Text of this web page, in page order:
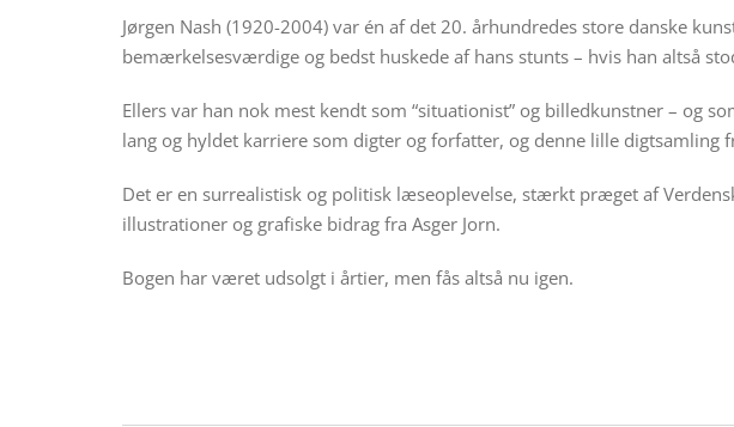
Jørgen Nash (1920-2004) var én af det 20. århundredes store danske
bemærkelsesværdige og bedst huskede af hans stunts – hvis han altså
Ellers var han nok mest kendt som “situationist” og billedkunstner – og
lang og hyldet karriere som digter og forfatter, og denne lille digtsamling
Det er en surrealistisk og politisk læseoplevelse, stærkt præget af
illustrationer og grafiske bidrag fra Asger Jorn.
Bogen har været udsolgt i årtier, men fås altså nu igen.